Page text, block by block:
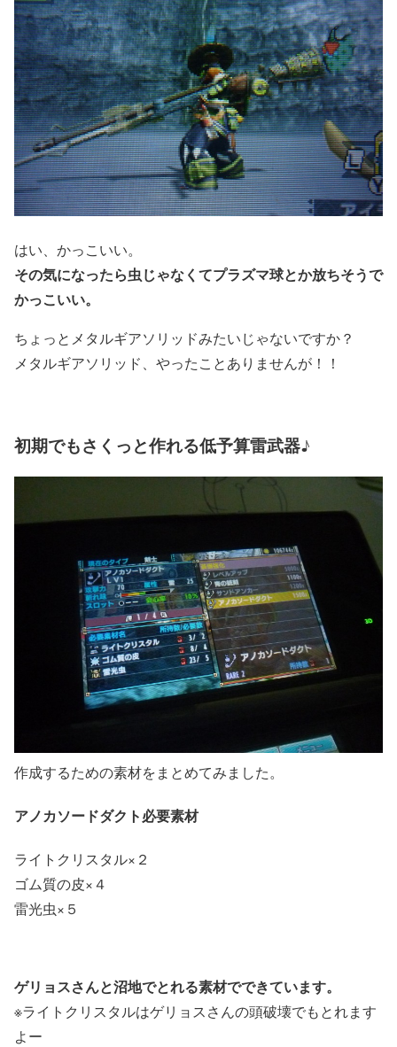
はい、かっこいい。
その気になったら虫じゃなくてプラズマ球とか放ちそうで
かっこいい。
ちょっとメタルギアソリッドみたいじゃないですか？
メタルギアソリッド、やったことありませんが！！
初期でもさくっと作れる低予算雷武器♪
作成するための素材をまとめてみました。
アノカソードダクト必要素材
ライトクリスタル×２
ゴム質の皮×４
雷光虫×５
ゲリョスさんと沼地でとれる素材でできています。
※ライトクリスタルはゲリョスさんの頭破壊でもとれます
よー